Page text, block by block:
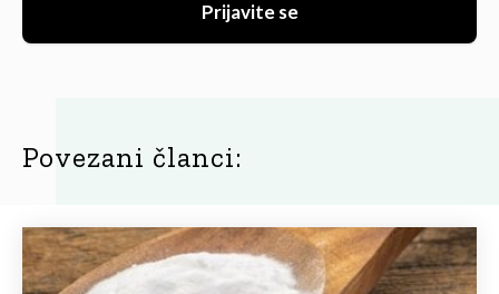
Prijavite se
Povezani članci: